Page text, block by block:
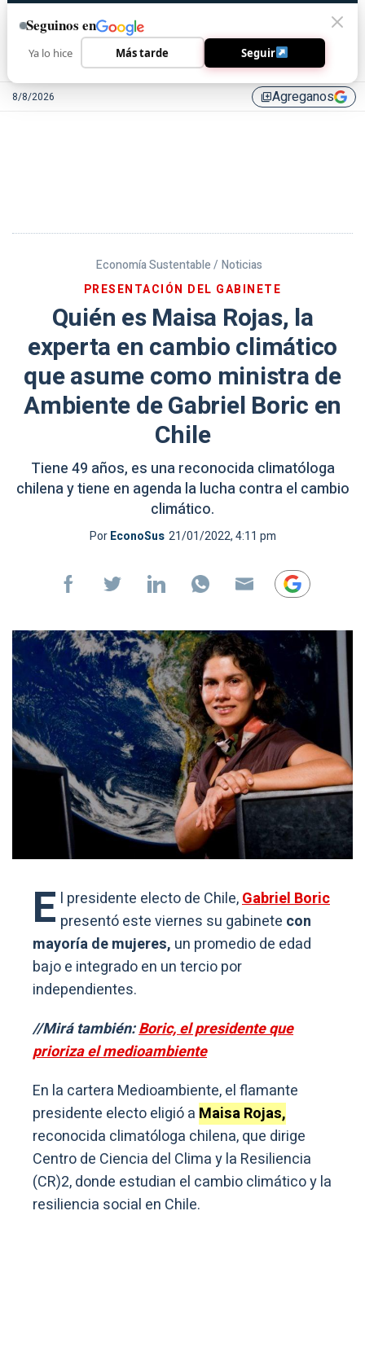
8/8/2026 library_addAgreganos
Economía Sustentable / Noticias
PRESENTACIÓN DEL GABINETE
Quién es Maisa Rojas, la
experta en cambio climático
que asume como ministra de
Ambiente de Gabriel Boric en
Chile
Tiene 49 años, es una reconocida climatóloga
chilena y tiene en agenda la lucha contra el cambio
climático.
PorEconoSus 21/01/2022, 4:11 pm
E l presidente electo de Chile,Gabriel Boric
presentó este viernes su gabinete con
mayoría de mujeres, un promedio de edad
bajo e integrado en un tercio por
independientes.
//Mirá también:Boric, el presidente que
prioriza el medioambiente
En la cartera Medioambiente, el flamante
presidente electo eligió a Maisa Rojas,
reconocida climatóloga chilena, que dirige
Centro de Ciencia del Clima y la Resiliencia
(CR)2, donde estudian el cambio climático y la
resiliencia social en Chile.
Seguinos en
Ya lo hice Más tarde Seguir